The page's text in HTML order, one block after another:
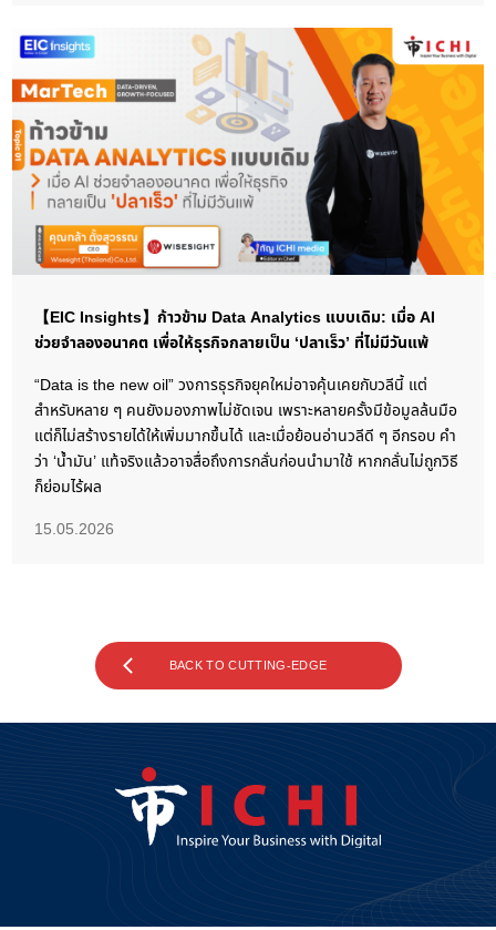
【EIC Insights】ก้าวข้าม Data Analytics แบบเดิม: เมื่อ AI
ช่วยจำลองอนาคต เพื่อให้ธุรกิจกลายเป็น ‘ปลาเร็ว’ ที่ไม่มีวันแพ้
“Data is the new oil” วงการธุรกิจยุคใหม่อาจคุ้นเคยกับวลีนี้ แต่
สำหรับหลาย ๆ คนยังมองภาพไม่ชัดเจน เพราะหลายครั้งมีข้อมูลล้นมือ
แต่ก็ไม่สร้างรายได้ให้เพิ่มมากขึ้นได้ และเมื่อย้อนอ่านวลีดี ๆ อีกรอบ คำ
ว่า ‘น้ำมัน’ แท้จริงแล้วอาจสื่อถึงการกลั่นก่อนนำมาใช้ หากกลั่นไม่ถูกวิธี
ก็ย่อมไร้ผล
15.05.2026
BACK TO CUTTING-EDGE